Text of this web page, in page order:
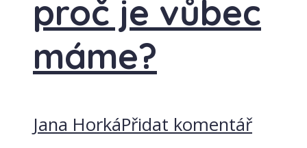
proč je vůbec
máme?
Jana HorkáPřidat komentář